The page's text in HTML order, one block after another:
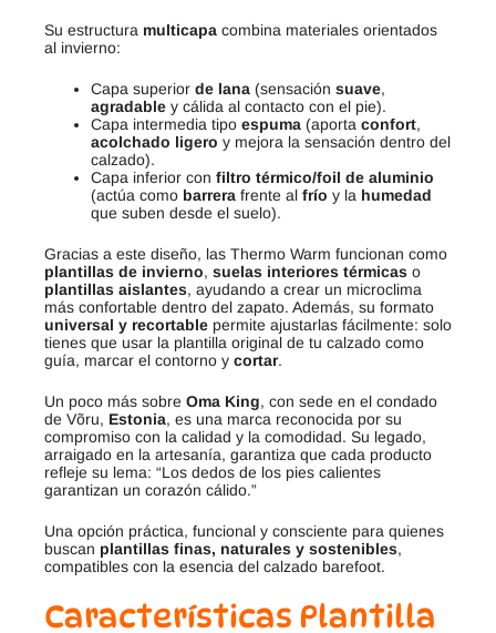
Su estructura multicapa combina materiales orientados
al invierno:
Capa superior de lana (sensación suave,
agradable y cálida al contacto con el pie).
Capa intermedia tipo espuma (aporta confort,
acolchado ligero y mejora la sensación dentro del
calzado).
Capa inferior con filtro térmico/foil de aluminio
(actúa como barrera frente al frío y la humedad
que suben desde el suelo).
Gracias a este diseño, las Thermo Warm funcionan como
plantillas de invierno, suelas interiores térmicas o
plantillas aislantes, ayudando a crear un microclima
más confortable dentro del zapato. Además, su formato
universal y recortable permite ajustarlas fácilmente: solo
tienes que usar la plantilla original de tu calzado como
guía, marcar el contorno y cortar.
Un poco más sobre Oma King, con sede en el condado
de Võru, Estonia, es una marca reconocida por su
compromiso con la calidad y la comodidad. Su legado,
arraigado en la artesanía, garantiza que cada producto
refleje su lema: “Los dedos de los pies calientes
garantizan un corazón cálido.”
Una opción práctica, funcional y consciente para quienes
buscan plantillas finas, naturales y sostenibles,
compatibles con la esencia del calzado barefoot.
Características Plantilla